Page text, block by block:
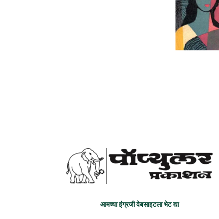
आमच्या इंग्रजी वेबसाइटला भेट द्या